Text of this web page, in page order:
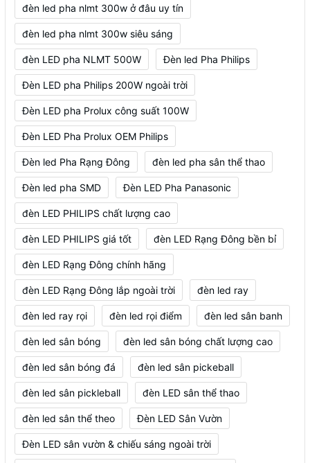
đèn led pha nlmt 300w ở đâu uy tín
đèn led pha nlmt 300w siêu sáng
đèn LED pha NLMT 500W Đèn led Pha Philips
Đèn LED pha Philips 200W ngoài trời
Đèn LED pha Prolux công suất 100W
Đèn LED Pha Prolux OEM Philips
Đèn led Pha Rạng Đông đèn led pha sân thể thao
Đèn led pha SMD Đèn LED Pha Panasonic
đèn LED PHILIPS chất lượng cao
đèn LED PHILIPS giá tốt đèn LED Rạng Đông bền bỉ
đèn LED Rạng Đông chính hãng
đèn LED Rạng Đông lắp ngoài trời đèn led ray
đèn led ray rọi đèn led rọi điểm đèn led sân banh
đèn led sân bóng đèn led sân bóng chất lượng cao
đèn led sân bóng đá đèn led sân pickeball
đèn led sân pickleball đèn LED sân thể thao
đèn led sân thể theo Đèn LED Sân Vườn
Đèn LED sân vườn & chiếu sáng ngoài trời